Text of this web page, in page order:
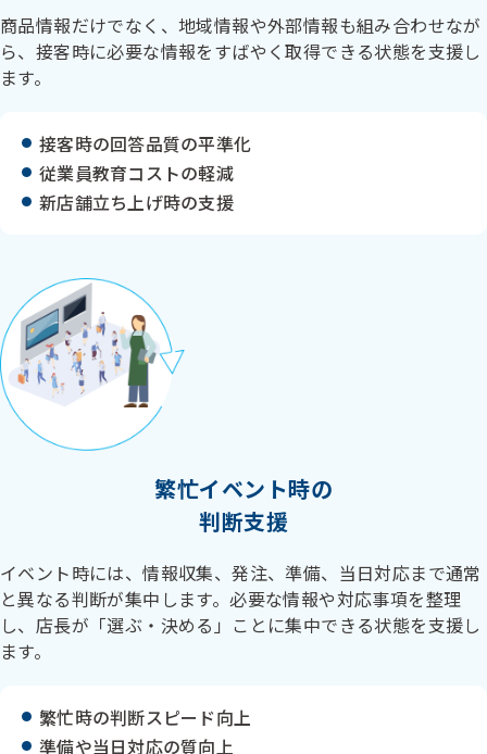
商品情報だけでなく、地域情報や外部情報も組み合わせなが
ら、接客時に必要な情報をすばやく取得できる状態を支援し
ます。
接客時の回答品質の平準化
従業員教育コストの軽減
新店舗立ち上げ時の支援
繁忙イベント時の
判断支援
イベント時には、情報収集、発注、準備、当日対応まで通常
と異なる判断が集中します。必要な情報や対応事項を整理
し、店長が「選ぶ・決める」ことに集中できる状態を支援し
ます。
繁忙時の判断スピード向上
準備や当日対応の質向上